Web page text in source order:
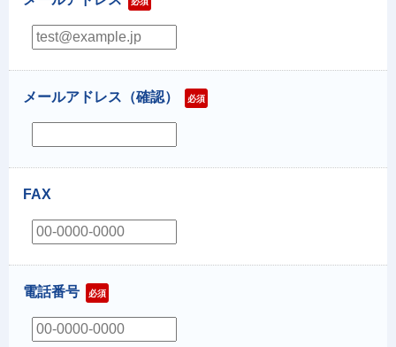
メールアドレス（確認） 必須
FAX
電話番号 必須